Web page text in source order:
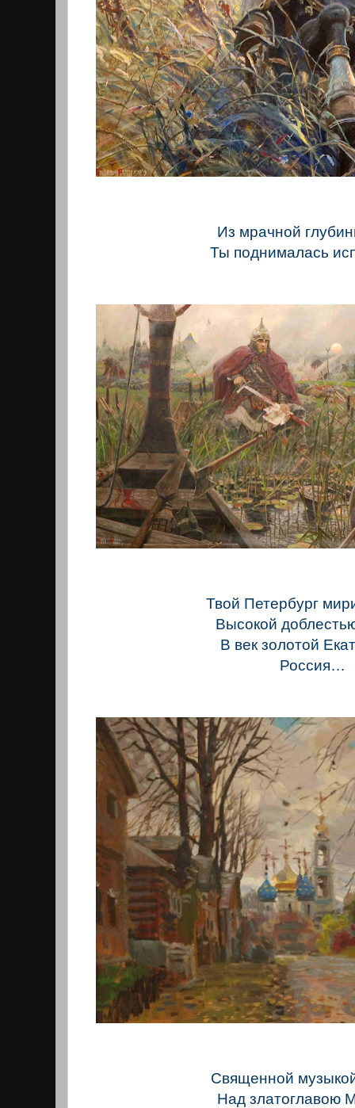
Из мрачной
Ты поднималась
Твой Петербург
Высокой
В век золотой
Россия…
Священной
Над златоглавою